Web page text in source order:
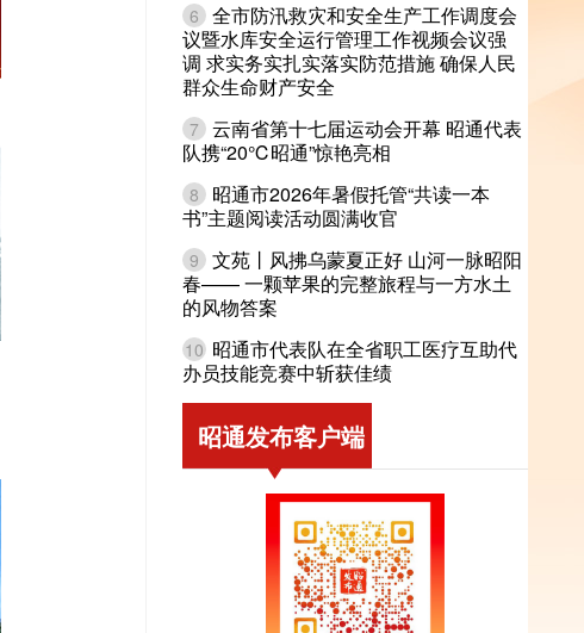
6 全市防汛救灾和安全生产工作调度会
议暨水库安全运行管理工作视频会议强
调 求实务实扎实落实防范措施 确保人民
群众生命财产安全
7 云南省第十七届运动会开幕 昭通代表
队携“20℃昭通”惊艳亮相
8
昭通市2026年暑假托管“共读一本
书”主题阅读活动圆满收官
9 文苑丨风拂乌蒙夏正好 山河一脉昭阳
春—— 一颗苹果的完整旅程与一方水土
的风物答案
10 昭通市代表队在全省职工医疗互助代
办员技能竞赛中斩获佳绩
昭通发布客户端